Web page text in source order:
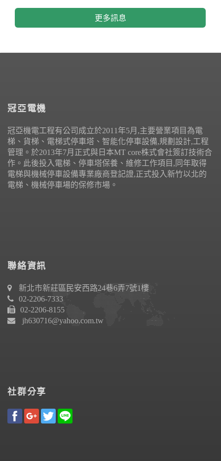
更多訊息
冠亞電機
冠亞機電工程有公司成立於2011年5月,主要營業項目為電
梯、貨梯、電梯式停車塔、智能化停車設備,規劃設計,工程
管理。於2013年7月正式與日本MT core株式會社簽訂技術合
作。此後投入電梯、停車塔保養、維修工作項目,同年取得
電梯與機械停車設備專業廠商登記證,正式投入新竹以北的
電梯、機械停車場的保修市場。
聯絡資訊
新北市新莊區民安西路24巷6弄7號1樓
02-2206-7333
02-2206-8155
jh630716@yahoo.com.tw
社群分享